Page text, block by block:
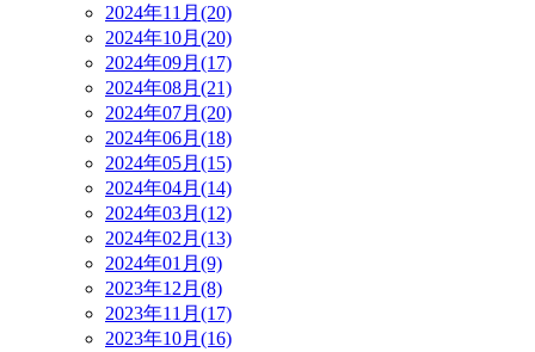
2024年11月(20)
2024年10月(20)
2024年09月(17)
2024年08月(21)
2024年07月(20)
2024年06月(18)
2024年05月(15)
2024年04月(14)
2024年03月(12)
2024年02月(13)
2024年01月(9)
2023年12月(8)
2023年11月(17)
2023年10月(16)